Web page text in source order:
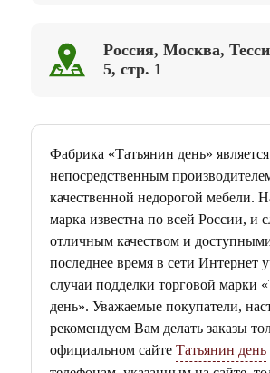
Россия, Москва,
5, стр. 1
Фабрика «Татьянин день» является
непосредственным
качественной недорогой мебели.
марка известна по всей России, и
отличным качеством и
последнее время в сети Интернет
случаи подделки торговой марки
день». Уважаемые покупатели,
рекомендуем Вам делать заказы
официальном сайте Татьянин день